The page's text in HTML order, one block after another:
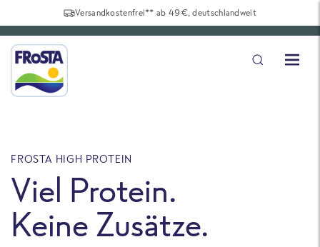
Versandkostenfrei** ab 49€, deutschlandweit
FROSTA HIGH PROTEIN
Viel Protein.
Keine Zusätze.